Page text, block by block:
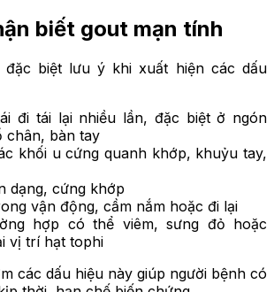
biết gout mạn tính
đặc biệt lưu ý khi xuất hiện các dấu
đi tái lại nhiều lần, đặc biệt ở ngón
chân, bàn tay
khối u cứng quanh khớp, khuỷu tay,
dạng, cứng khớp
vận động, cầm nắm hoặc đi lại
hợp có thể viêm, sưng đỏ hoặc
vị trí hạt tophi
các dấu hiệu này giúp người bệnh có